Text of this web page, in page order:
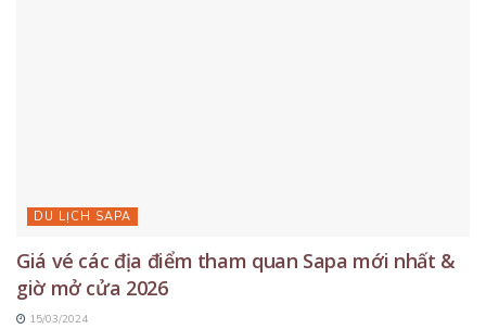
DU LỊCH SAPA
Giá vé các địa điểm tham quan Sapa mới nhất &
giờ mở cửa 2026
15/03/2024